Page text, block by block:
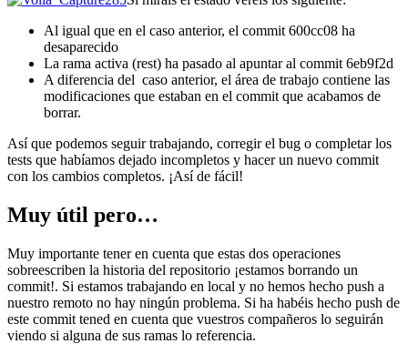
Al igual que en el caso anterior, el commit 600cc08 ha
desaparecido
La rama activa (rest) ha pasado al apuntar al commit 6eb9f2d
A diferencia del caso anterior, el área de trabajo contiene las
modificaciones que estaban en el commit que acabamos de
borrar.
Así que podemos seguir trabajando, corregir el bug o completar los
tests que habíamos dejado incompletos y hacer un nuevo commit
con los cambios completos. ¡Así de fácil!
Muy útil pero…
Muy importante tener en cuenta que estas dos operaciones
sobreescriben la historia del repositorio ¡estamos borrando un
commit!. Si estamos trabajando en local y no hemos hecho push a
nuestro remoto no hay ningún problema. Si ha habéis hecho push de
este commit tened en cuenta que vuestros compañeros lo seguirán
viendo si alguna de sus ramas lo referencia.